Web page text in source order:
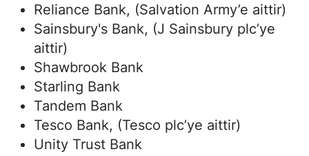
Reliance Bank, (Salvation Army’e aittir)
Sainsbury's Bank, (J Sainsbury plc’ye
aittir)
Shawbrook Bank
Starling Bank
Tandem Bank
Tesco Bank, (Tesco plc’ye aittir)
Unity Trust Bank